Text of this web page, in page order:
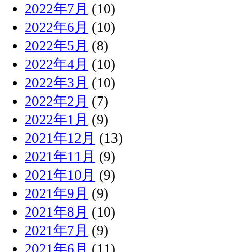
2022年7月 (10)
2022年6月 (10)
2022年5月 (8)
2022年4月 (10)
2022年3月 (10)
2022年2月 (7)
2022年1月 (9)
2021年12月 (13)
2021年11月 (9)
2021年10月 (9)
2021年9月 (9)
2021年8月 (10)
2021年7月 (9)